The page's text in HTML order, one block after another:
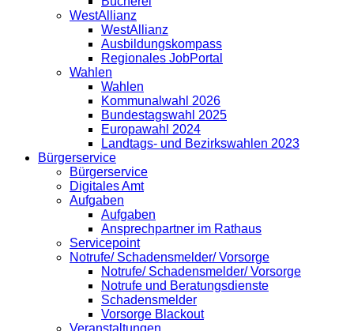
WestAllianz
WestAllianz
Ausbildungskompass
Regionales JobPortal
Wahlen
Wahlen
Kommunalwahl 2026
Bundestagswahl 2025
Europawahl 2024
Landtags- und Bezirkswahlen 2023
Bürgerservice
Bürgerservice
Digitales Amt
Aufgaben
Aufgaben
Ansprechpartner im Rathaus
Servicepoint
Notrufe/ Schadensmelder/ Vorsorge
Notrufe/ Schadensmelder/ Vorsorge
Notrufe und Beratungsdienste
Schadensmelder
Vorsorge Blackout
Veranstaltungen